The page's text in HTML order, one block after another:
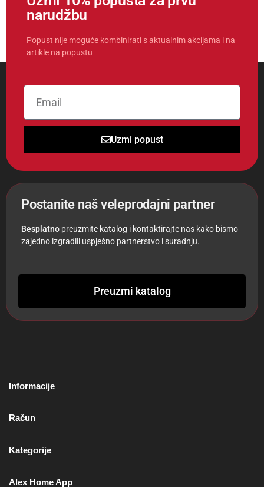
narudžbu
Popust nije moguće kombinirati s aktualnim akcijama i na
artikle na popustu
Uzmi popust
Postanite naš veleprodajni partner
Besplatno preuzmite katalog i kontaktirajte nas kako bismo
zajedno izgradili uspješno partnerstvo i suradnju.
Preuzmi katalog
Informacije
Račun
Kategorije
Alex Home App